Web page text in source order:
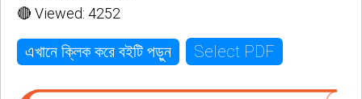
🔴 Viewed: 4252
এখানে ক্লিক করে বইটি পড়ুন Select PDF